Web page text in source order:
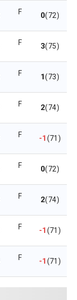
F 0(72)
F 3(75)
F 1(73)
F 2(74)
F -1(71)
F 0(72)
F 2(74)
F -1(71)
F -1(71)